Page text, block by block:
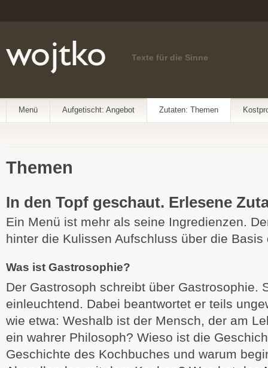
Texte für die Sinne
Menü Aufgetischt: Angebot Zutaten: Themen
Themen
In den Topf geschaut. Erlesene
Ein Menü ist mehr als seine Ingredienzen.
hinter die Kulissen Aufschluss über die Basis
Was ist Gastrosophie?
Der Gastrosoph schreibt über Gastrosophie.
einleuchtend. Dabei beantwortet er teils
wie etwa: Weshalb ist der Mensch, der am
ein wahrer Philosoph? Wieso ist die
Geschichte des Kochbuches und warum